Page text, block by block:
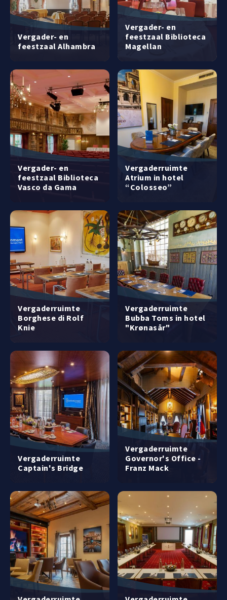
Vergader- en
feestzaal Alhambra
Vergader- en
feestzaal Biblioteca
Magellan
Vergader- en
feestzaal Biblioteca
Vasco da Gama
Vergaderruimte
Atrium in hotel
“Colosseo”
Vergaderruimte
Borghese di Rolf
Knie
Vergaderruimte
Bubba Toms in hotel
"Krønasår"
Vergaderruimte
Captain's Bridge
Vergaderruimte
Governor's Office -
Franz Mack